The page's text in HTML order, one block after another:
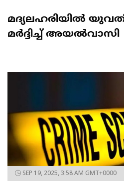
മദ്യലഹരിയില്‍
മര്‍ദ്ദിച്ച് അയല്‍വാസി
SEP 19, 2025, 3:58 AM GMT+0000